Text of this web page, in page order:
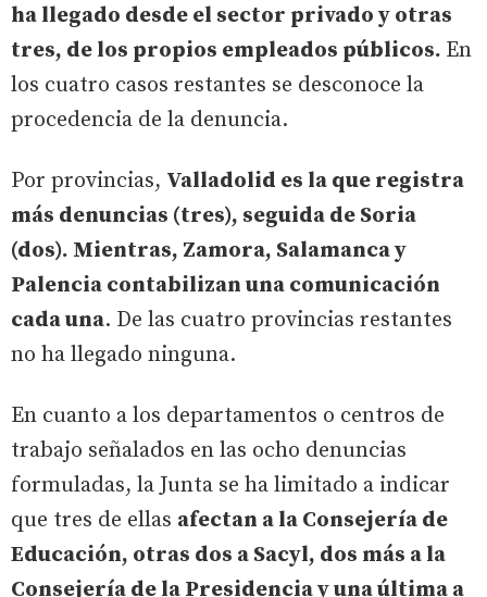
ha llegado desde el sector privado y otras
tres, de los propios empleados públicos. En
los cuatro casos restantes se desconoce la
procedencia de la denuncia.
Por provincias, Valladolid es la que registra
más denuncias (tres), seguida de Soria
(dos). Mientras, Zamora, Salamanca y
Palencia contabilizan una comunicación
cada una. De las cuatro provincias restantes
no ha llegado ninguna.
En cuanto a los departamentos o centros de
trabajo señalados en las ocho denuncias
formuladas, la Junta se ha limitado a indicar
que tres de ellas afectan a la Consejería de
Educación, otras dos a Sacyl, dos más a la
Consejería de la Presidencia y una última a